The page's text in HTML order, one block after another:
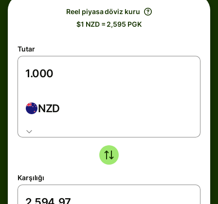
Reel piyasa döviz kuru
$1 NZD = 2,595 PGK
Tutar
NZD
Karşılığı